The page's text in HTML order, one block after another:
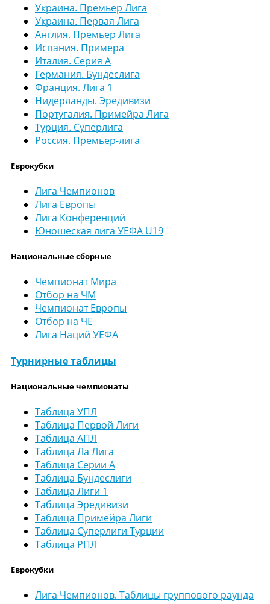
Украина. Премьер Лига
Украина. Первая Лига
Англия. Премьер Лига
Испания. Примера
Италия. Серия А
Германия. Бундеслига
Франция. Лига 1
Нидерланды. Эредивизи
Португалия. Примейра Лига
Турция. Суперлига
Россия. Премьер-лига
Еврокубки
Лига Чемпионов
Лига Европы
Лига Конференций
Юношеская лига УЕФА U19
Национальные сборные
Чемпионат Мира
Отбор на ЧМ
Чемпионат Европы
Отбор на ЧЕ
Лига Наций УЕФА
Турнирные таблицы
Национальные чемпионаты
Таблица УПЛ
Таблица Первой Лиги
Таблица АПЛ
Таблица Ла Лига
Таблица Серии А
Таблица Бундеслиги
Таблица Лиги 1
Таблица Эредивизи
Таблица Примейра Лиги
Таблица Суперлиги Турции
Таблица РПЛ
Еврокубки
Лига Чемпионов. Таблицы группового раунда